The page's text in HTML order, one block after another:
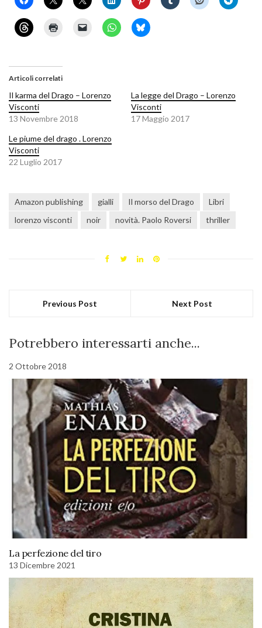
Articoli correlati
Il karma del Drago – Lorenzo
Visconti
13 Novembre 2018
La legge del Drago – Lorenzo
Visconti
17 Maggio 2017
Le piume del drago . Lorenzo
Visconti
22 Luglio 2017
Amazon publishing gialli Il morso del Drago
Libri
lorenzo visconti
noir novità. Paolo Roversi thriller
Previous Post Next Post
Potrebbero interessarti anche...
2 Ottobre 2018
La perfezione del tiro
13 Dicembre 2021